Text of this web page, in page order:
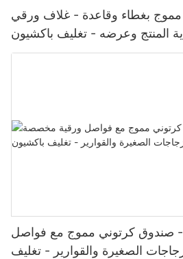
بغطاء وقاعدة - غلاف ورقي
المنتج وعرضه - تغليف باكشيون
- صندوق كرتوني مموج مع فواصل
الصغيرة والقوارير - تغليف